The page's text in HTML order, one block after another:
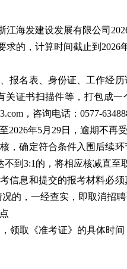
江海发建设发展有限公司
的，计算时间截止到2026
报名表、身份证、工作经
关证书扫描件等，打包成
，咨询电话：0577-
2026年5月29日，逾期不再受
，确定符合条件入围后续
到3:1的，将相应核减直至
信息和提交的报考材料必
的，一经查实，即取消招聘
领取《准考证》的具体时